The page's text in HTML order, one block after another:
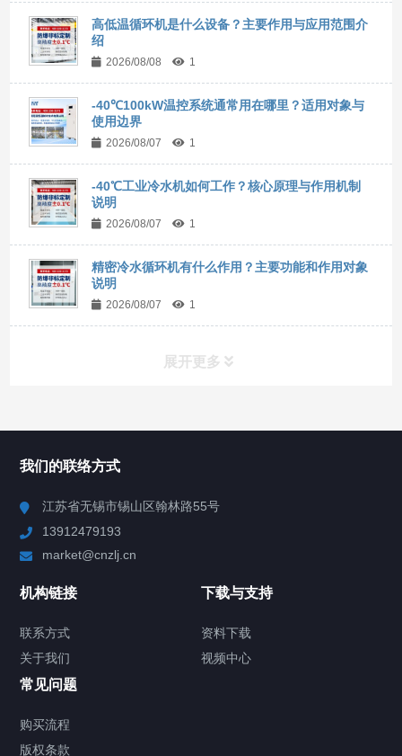
高低温循环机是什么设备？主要作用与应用范围介
绍
2026/08/08 1
-40℃100kW温控系统通常用在哪里？适用对象与
使用边界
2026/08/07 1
-40℃工业冷水机如何工作？核心原理与作用机制
说明
2026/08/07 1
精密冷水循环机有什么作用？主要功能和作用对象
说明
2026/08/07 1
展开更多
Chiller高精度制冷循环器
TCU温度控制单元
Chiller气体控温系统
我们的联络方式
江苏省无锡市锡山区翰林路55号
13912479193
market@cnzlj.cn
机构链接
联系方式
关于我们
下载与支持
资料下载
视频中心
常见问题
购买流程
版权条款